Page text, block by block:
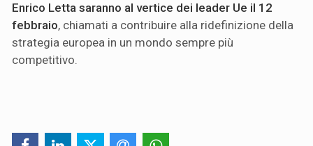
Enrico Letta saranno al vertice dei leader Ue il 12
febbraio, chiamati a contribuire alla ridefinizione della
strategia europea in un mondo sempre più
competitivo.